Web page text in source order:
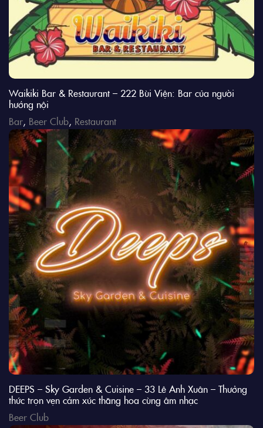
Waikiki Bar & Restaurant – 222 Bùi Viện: Bar của người
hướng nội
Bar, Beer Club, Restaurant
DEEPS – Sky Garden & Cuisine – 33 Lê Anh Xuân – Thưởng
thức trọn vẹn cảm xúc thăng hoa cùng âm nhạc
Beer Club